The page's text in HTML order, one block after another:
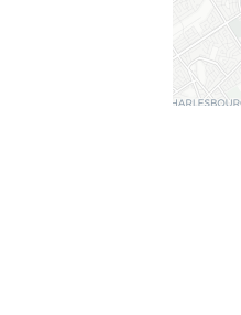
RÉSIDENCE CHARLES-
VOUS ÊTES ICI